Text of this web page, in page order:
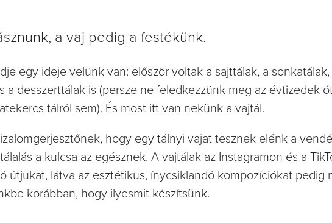
a vaj pedig a festékünk.
egy ideje velünk van: először voltak a sajttálak, a sonkatálak,
a desszerttálak is (persze ne feledkezzünk meg az évtizedek
tálról sem). És most itt van nekünk a vajtál.
hogy egy tálnyi vajat tesznek elénk a
a kulcsa az egésznek. A vajtálak az Instagramon és a
útjukat, látva az esztétikus, ínycsiklandó kompozíciókat pedig
korábban, hogy ilyesmit készítsünk.